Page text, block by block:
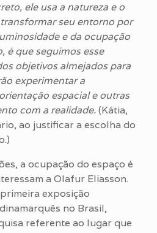
ele usa a natureza e o
seu entorno por
e da ocupação
é que seguimos esse
objetivos almejados para
experimentar a
espacial e outras
com a realidade.(Kátia,
ao justificar a escolha do
a ocupação do espaço é
a Olafur Eliasson.
exposição
no Brasil,
referente ao lugar que